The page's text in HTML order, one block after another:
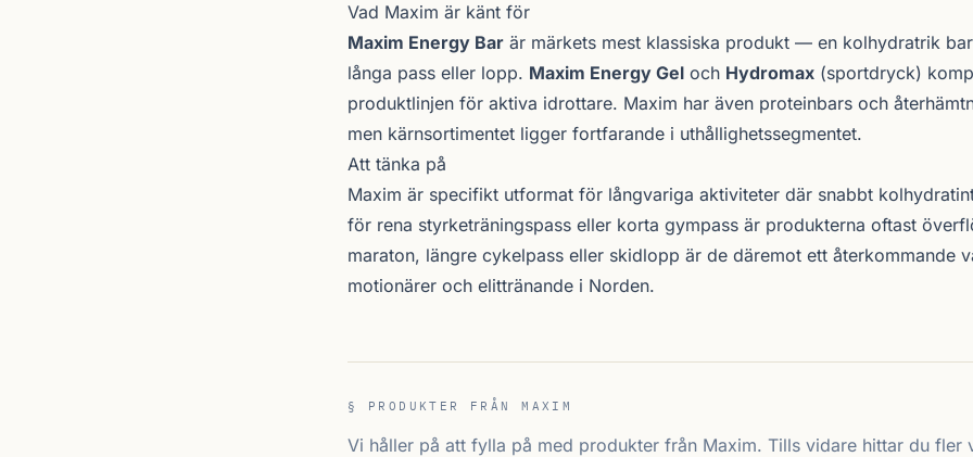
Vad Maxim är känt för
Maxim Energy Bar är märkets mest klassiska produkt — en kolhydratrik
långa pass eller lopp. Maxim Energy Gel och Hydromax (sportdryck)
produktlinjen för aktiva idrottare. Maxim har även proteinbars och
men kärnsortimentet ligger fortfarande i uthållighets­segmentet.
Att tänka på
Maxim är specifikt utformat för långvariga aktiviteter där snabbt
för rena styrketräningspass eller korta gympass är produkterna oftast
maraton, längre cykelpass eller skidlopp är de däremot ett återkommande
motionärer och elittränande i Norden.
§ PRODUKTER FRÅN MAXIM
Vi håller på att fylla på med produkter från Maxim. Tills vidare hittar du fler